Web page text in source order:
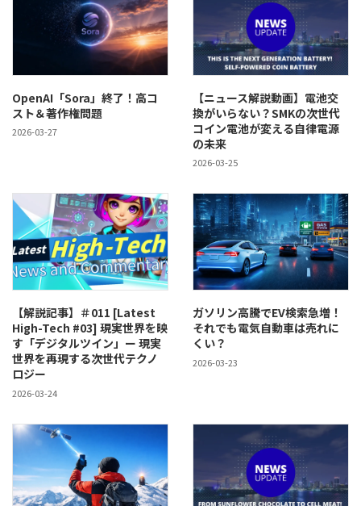
OpenAI「Sora」終了！高コ
スト＆著作権問題
2026-03-27
【ニュース解説動画】電池交
換がいらない？SMKの次世代
コイン電池が変える自律電源
の未来
2026-03-25
【解説記事】＃011 [Latest
High-Tech #03] 現実世界を映
す「デジタルツイン」ー 現実
世界を再現する次世代テクノ
ロジー
2026-03-24
ガソリン高騰でEV検索急増！
それでも電気自動車は売れに
くい？
2026-03-23